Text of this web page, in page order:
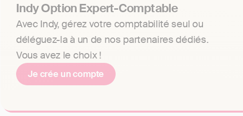
Indy Option Expert-Comptable
Avec Indy, gérez votre comptabilité seul ou
déléguez-la à un de nos partenaires dédiés.
Vous avez le choix !
Je crée un compte